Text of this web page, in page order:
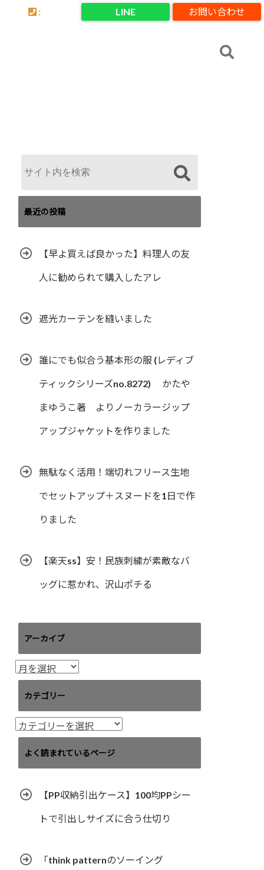
お問い合わせ
LINE
:
最近の投稿
【早よ買えば良かった】料理人の友
人に勧められて購入したアレ
遮光カーテンを縫いました
誰にでも似合う基本形の服 (レディブ
ティックシリーズno.8272) かたや
まゆうこ著 よりノーカラージップ
アップジャケットを作りました
無駄なく活用！端切れフリース生地
でセットアップ＋スヌードを1日で作
りました
【楽天ss】安！民族刺繍が素敵なバ
ッグに惹かれ、沢山ポチる
アーカイブ
ア
ー
イ
ブ
カテゴリー
カ
テ
リ
よく読まれているページ
【PP収納引出ケース】100均PPシー
トで引出しサイズに合う仕切り
「think patternのソーイング